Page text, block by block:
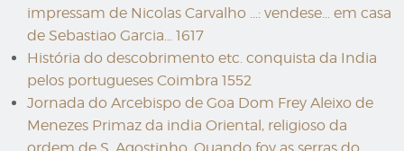
impressam de Nicolas Carvalho ...: vendese... em casa
de Sebastiao Garcia... 1617
História do descobrimento etc. conquista da India
pelos portugueses Coimbra 1552
Jornada do Arcebispo de Goa Dom Frey Aleixo de
Menezes Primaz da india Oriental, religioso da